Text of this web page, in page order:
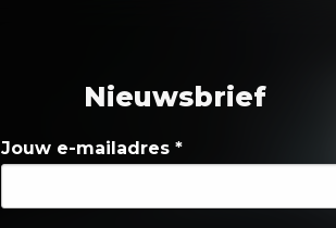
Nieuwsbrief
Jouw e-mailadres *